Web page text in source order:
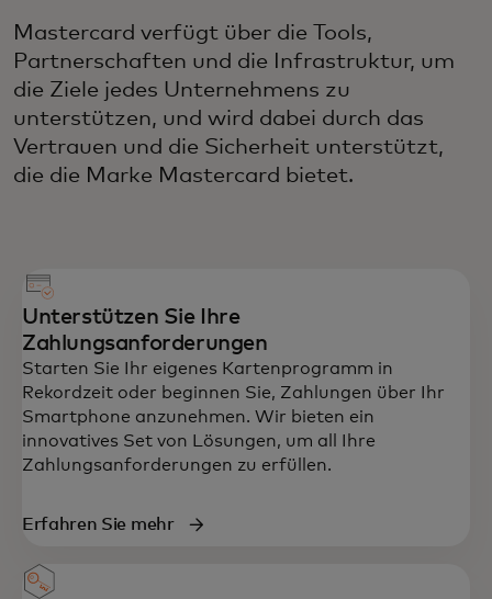
Mastercard verfügt über die Tools,
Partnerschaften und die Infrastruktur, um
die Ziele jedes Unternehmens zu
unterstützen, und wird dabei durch das
Vertrauen und die Sicherheit unterstützt,
die die Marke Mastercard bietet.
Unterstützen Sie Ihre
Zahlungsanforderungen
Starten Sie Ihr eigenes Kartenprogramm in
Rekordzeit oder beginnen Sie, Zahlungen über Ihr
Smartphone anzunehmen. Wir bieten ein
innovatives Set von Lösungen, um all Ihre
Zahlungsanforderungen zu erfüllen.
Erfahren Sie mehr